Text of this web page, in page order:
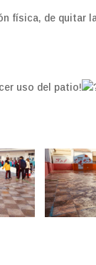
física, de quitar
uso del patio!